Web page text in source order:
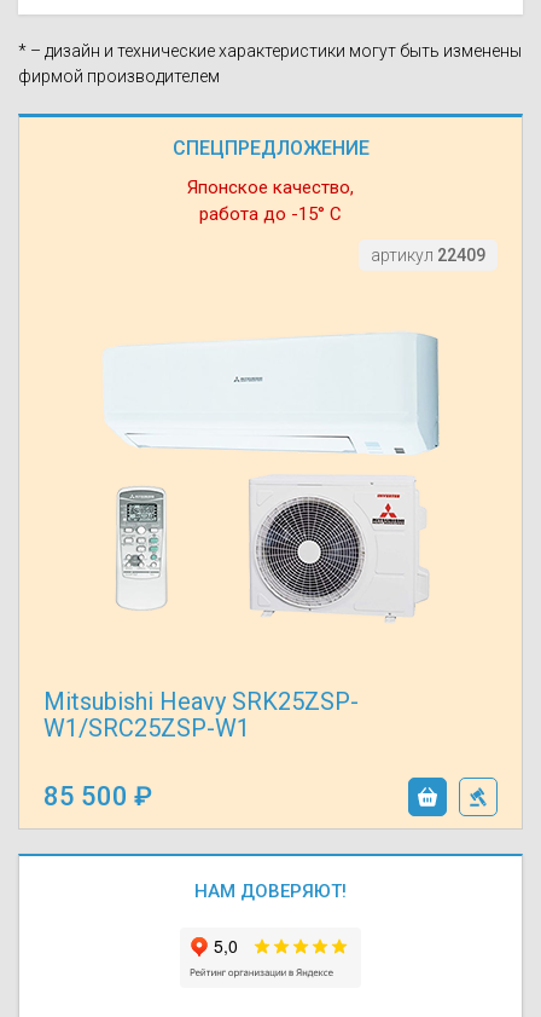
СПЕЦПРЕДЛОЖЕНИЕ
Японское качество,
работа до -15° С
артикул 22409
Mitsubishi Heavy SRK25ZSP-
W1/SRC25ZSP-W1
85 500
НАМ ДОВЕРЯЮТ!
* – дизайн и технические характеристики могут быть изменены
фирмой производителем